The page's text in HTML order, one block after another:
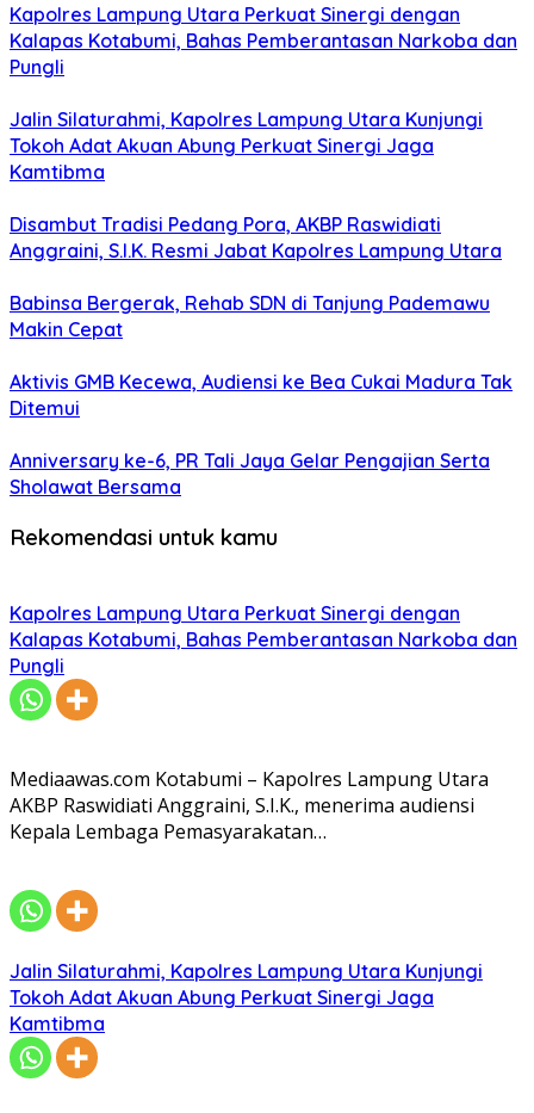
Kapolres Lampung Utara Perkuat Sinergi dengan
Kalapas Kotabumi, Bahas Pemberantasan Narkoba dan
Pungli
Jalin Silaturahmi, Kapolres Lampung Utara Kunjungi
Tokoh Adat Akuan Abung Perkuat Sinergi Jaga
Kamtibma
Disambut Tradisi Pedang Pora, AKBP Raswidiati
Anggraini, S.I.K. Resmi Jabat Kapolres Lampung Utara
Babinsa Bergerak, Rehab SDN di Tanjung Pademawu
Makin Cepat
Aktivis GMB Kecewa, Audiensi ke Bea Cukai Madura Tak
Ditemui
Anniversary ke-6, PR Tali Jaya Gelar Pengajian Serta
Sholawat Bersama
Rekomendasi untuk kamu
Kapolres Lampung Utara Perkuat Sinergi dengan
Kalapas Kotabumi, Bahas Pemberantasan Narkoba dan
Pungli
Mediaawas.com Kotabumi – Kapolres Lampung Utara
AKBP Raswidiati Anggraini, S.I.K., menerima audiensi
Kepala Lembaga Pemasyarakatan…
Jalin Silaturahmi, Kapolres Lampung Utara Kunjungi
Tokoh Adat Akuan Abung Perkuat Sinergi Jaga
Kamtibma